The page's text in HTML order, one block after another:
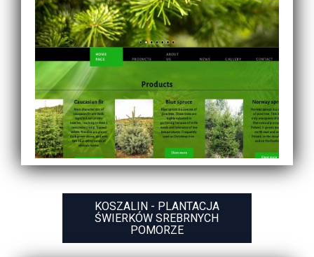
KOSZALIN - PLANTACJA
ŚWIERKÓW SREBRNYCH
POMORZE